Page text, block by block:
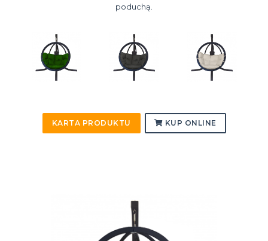
poduchą.
KARTA PRODUKTU KUP ONLINE